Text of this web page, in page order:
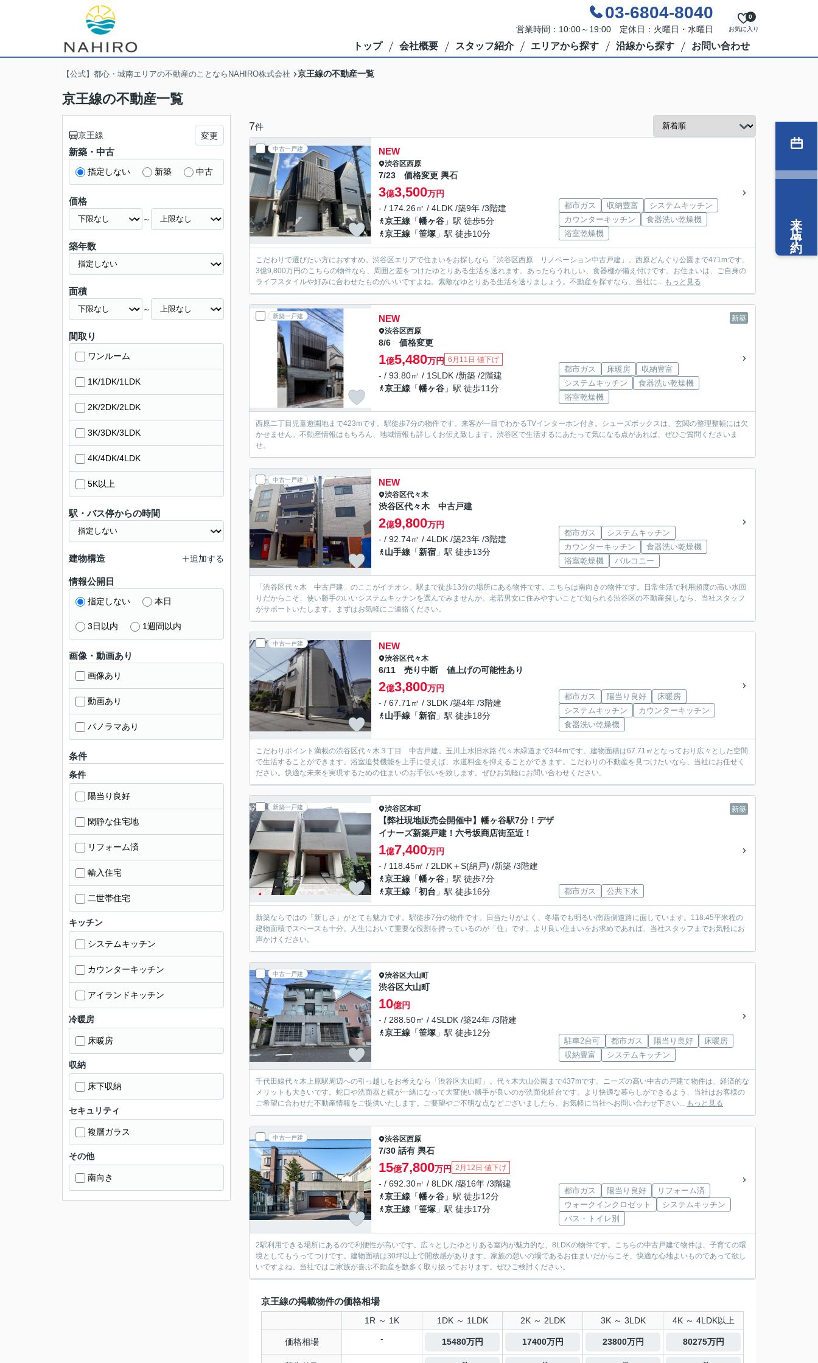
03-6804-8040
営業時間：10:00～19:00 定休日：火曜日・水曜日 お気に入り
0
トップ 会社概要 スタッフ紹介 エリアから探す 沿線から探す お問い合わせ
【公式】都心・城南エリアの不動産のことならNAHIRO株式会社 京王線の不動産一覧
京王線の不動産一覧
7件
中古一戸建 NEW
渋谷区西原
7/23 価格変更 輿石
3億3,500万円
- / 174.26㎡ / 4LDK /築9年 /3階建
京王線 「幡ヶ谷 」駅 徒歩5分
京王線 「笹塚 」駅 徒歩10分
都市ガス 収納豊富
システムキッチン
カウンターキッチン
食器洗い乾燥機
浴室乾燥機
こだわりで選びたい方におすすめ。渋谷区エリアで住まいをお探しなら「渋谷区西原 リノベーション中古戸建」。西原どんぐり公園まで471mです。
3億9,800万円のこちらの物件なら、周囲と差をつけたゆとりある生活を送れます。あったらうれしい、食器棚が備え付けです。お住まいは、ご自身の
ライフスタイルや好みに合わせたものがいいですよね。素敵なゆとりある生活を送りましょう。不動産を探すなら、当社に... もっと見る
新築一戸建 新築
NEW
渋谷区西原
8/6 価格変更
1億5,480万円 6月11日 値下げ
- / 93.80㎡ / 1SLDK /新築 /2階建
京王線 「幡ヶ谷 」駅 徒歩11分
都市ガス 床暖房
収納豊富
システムキッチン
食器洗い乾燥機
浴室乾燥機
西原二丁目児童遊園地まで423mです。駅徒歩7分の物件です。来客が一目でわかるTVインターホン付き。シューズボックスは、玄関の整理整頓には欠
かせません。不動産情報はもちろん、地域情報も詳しくお伝え致します。渋谷区で生活するにあたって気になる点があれば、ぜひご質問くださいま
せ。
中古一戸建 NEW
渋谷区代々木
渋谷区代々木 中古戸建
2億9,800万円
- / 92.74㎡ / 4LDK /築23年 /3階建
山手線 「新宿 」駅 徒歩13分
都市ガス
システムキッチン
カウンターキッチン
食器洗い乾燥機
浴室乾燥機
バルコニー
「渋谷区代々木 中古戸建」のここがイチオシ。駅まで徒歩13分の場所にある物件です。こちらは南向きの物件です。日常生活で利用頻度の高い水回
りだからこそ、使い勝手のいいシステムキッチンを選んでみませんか。老若男女に住みやすいことで知られる渋谷区の不動産探しなら、当社スタッフ
がサポートいたします。まずはお気軽にご連絡ください。
中古一戸建 NEW
渋谷区代々木
6/11 売り中断 値上げの可能性あり
2億3,800万円
- / 67.71㎡ / 3LDK /築4年 /3階建
山手線 「新宿 」駅 徒歩18分
都市ガス 陽当り良好
床暖房
システムキッチン
カウンターキッチン
食器洗い乾燥機
こだわりポイント満載の渋谷区代々木３丁目 中古戸建。玉川上水旧水路 代々木緑道まで344mです。建物面積は67.71㎡となっており広々とした空間
で生活することができます。浴室追焚機能を上手に使えば、水道料金を抑えることができます。こだわりの不動産を見つけたいなら、当社にお任せく
ださい。快適な未来を実現するための住まいのお手伝いを致します。ぜひお気軽にお問い合わせください。
新築一戸建 新築
渋谷区本町
【弊社現地販売会開催中】幡ヶ谷駅7分！デザ
イナーズ新築戸建！六号坂商店街至近！
1億7,400万円
- / 118.45㎡ / 2LDK＋S(納戸) /新築 /3階建
京王線 「幡ヶ谷 」駅 徒歩7分
京王線 「初台 」駅 徒歩16分 都市ガス 公共下水
新築ならではの「新しさ」がとても魅力です。駅徒歩7分の物件です。日当たりがよく、冬場でも明るい南西側道路に面しています。118.45平米程の
建物面積でスペースも十分。人生において重要な役割を持っているのが「住」です。より良い住まいをお求めであれば、当社スタッフまでお気軽にお
声かけください。
中古一戸建 渋谷区大山町
渋谷区大山町
10億円
- / 288.50㎡ / 4SLDK /築24年 /3階建
京王線 「笹塚 」駅 徒歩12分
駐車2台可 都市ガス 陽当り良好
床暖房
収納豊富
システムキッチン
千代田線代々木上原駅周辺への引っ越しをお考えなら「渋谷区大山町」。代々木大山公園まで437mです。ニーズの高い中古の戸建て物件は、経済的な
メリットも大きいです。蛇口や洗面器と鏡が一緒になって大変使い勝手が良いのが洗面化粧台です。より快適な暮らしができるよう、当社はお客様の
ご希望に合わせた不動産情報をご提供いたします。ご要望やご不明な点などございましたら、お気軽に当社へお問い合わせ下さい... もっと見る
中古一戸建 渋谷区西原
7/30 話有 輿石
15億7,800万円 2月12日 値下げ
- / 692.30㎡ / 8LDK /築16年 /3階建
京王線 「幡ヶ谷 」駅 徒歩12分
京王線 「笹塚 」駅 徒歩17分
都市ガス 陽当り良好
リフォーム済
ウォークインクロゼット
システムキッチン
バス・トイレ別
2駅利用できる場所にあるので利便性が高いです。広々としたゆとりある室内が魅力的な、8LDKの物件です。こちらの中古戸建て物件は、子育ての環
境としてもうってつけです。建物面積は30坪以上で開放感があります。家族の憩いの場であるお住まいだからこそ、快適な心地よいものであって欲し
いですよね。当社ではご家族が喜ぶ不動産を数多く取り扱っております。ぜひご検討ください。
京王線の掲載物件の価格相場
1R ～ 1K 1DK ～ 1LDK 2K ～ 2LDK 3K ～ 3LDK 4K ～ 4LDK以上
価格相場 - 15480万円 17400万円 23800万円 80275万円
京王線 変更
新築・中古
指定しない 新築 中古
価格
～
築年数
面積
～
間取り
ワンルーム
1K/1DK/1LDK
2K/2DK/2LDK
3K/3DK/3LDK
4K/4DK/4LDK
5K以上
駅・バス停からの時間
建物構造 追加する
情報公開日
指定しない 本日
3日以内 1週間以内
画像・動画あり
画像あり
動画あり
パノラマあり
条件
条件
陽当り良好
閑静な住宅地
リフォーム済
輸入住宅
二世帯住宅
キッチン
システムキッチン
カウンターキッチン
アイランドキッチン
冷暖房
床暖房
収納
床下収納
セキュリティ
複層ガラス
その他
南向き
来店予約